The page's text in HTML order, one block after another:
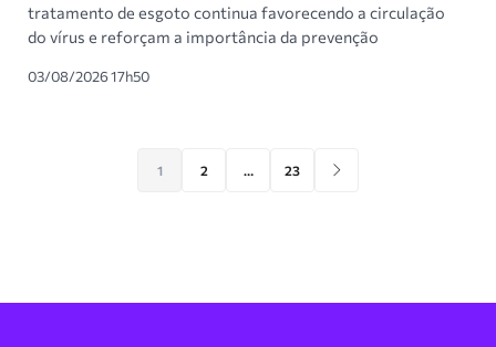
tratamento de esgoto continua favorecendo a circulação
do vírus e reforçam a importância da prevenção
03/08/2026 17h50
1 2 23